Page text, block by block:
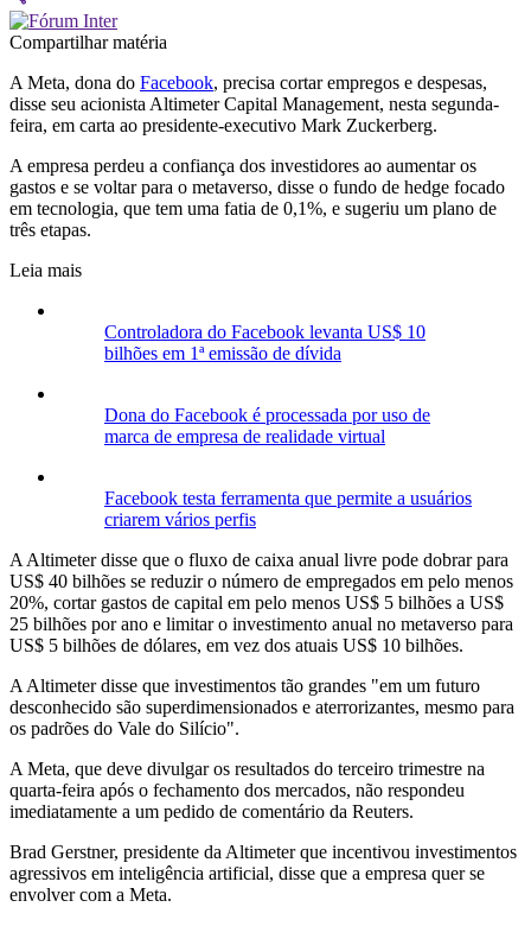
Compartilhar matéria
A Meta, dona do Facebook, precisa cortar empregos e despesas,
disse seu acionista Altimeter Capital Management, nesta segunda-
feira, em carta ao presidente-executivo Mark Zuckerberg.
A empresa perdeu a confiança dos investidores ao aumentar os
gastos e se voltar para o metaverso, disse o fundo de hedge focado
em tecnologia, que tem uma fatia de 0,1%, e sugeriu um plano de
três etapas.
Leia mais
Controladora do Facebook levanta US$ 10
bilhões em 1ª emissão de dívida
Dona do Facebook é processada por uso de
marca de empresa de realidade virtual
Facebook testa ferramenta que permite a usuários
criarem vários perfis
A Altimeter disse que o fluxo de caixa anual livre pode dobrar para
US$ 40 bilhões se reduzir o número de empregados em pelo menos
20%, cortar gastos de capital em pelo menos US$ 5 bilhões a US$
25 bilhões por ano e limitar o investimento anual no metaverso para
US$ 5 bilhões de dólares, em vez dos atuais US$ 10 bilhões.
A Altimeter disse que investimentos tão grandes "em um futuro
desconhecido são superdimensionados e aterrorizantes, mesmo para
os padrões do Vale do Silício".
A Meta, que deve divulgar os resultados do terceiro trimestre na
quarta-feira após o fechamento dos mercados, não respondeu
imediatamente a um pedido de comentário da Reuters.
Brad Gerstner, presidente da Altimeter que incentivou investimentos
agressivos em inteligência artificial, disse que a empresa quer se
envolver com a Meta.